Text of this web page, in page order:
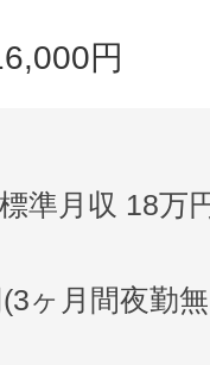
円
準月収 18万
(3ヶ月間夜勤